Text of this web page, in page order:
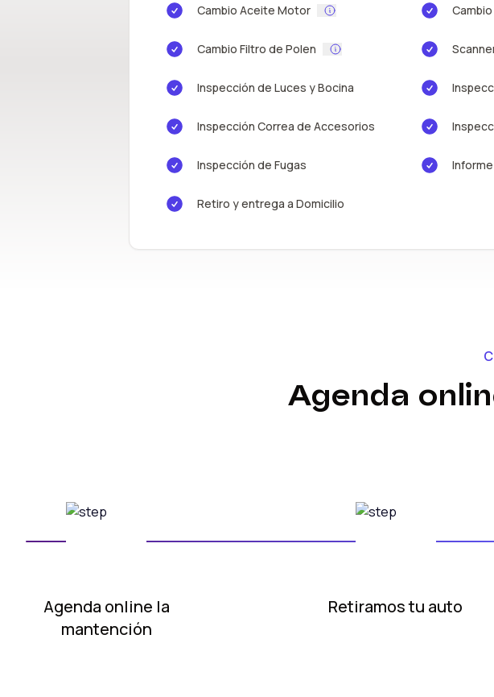
Cambio Aceite Motor
Cambio Filtro de Polen
Inspección de Luces y Bocina
Inspección Correa de Accesorios
Inspección de Fugas
Retiro y entrega a Domicilio
Agenda
Agenda online la
mantención
Retiramos tu auto